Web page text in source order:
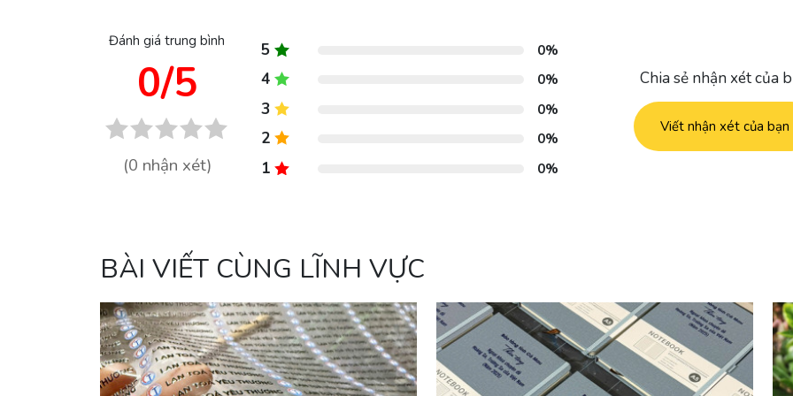
Đánh giá trung bình
0/5
(0 nhận xét)
5 0%
4 0%
3 0%
2 0%
1 0%
Chia sẻ nhận xét của
Viết nhận xét của bạn
BÀI VIẾT CÙNG LĨNH VỰC